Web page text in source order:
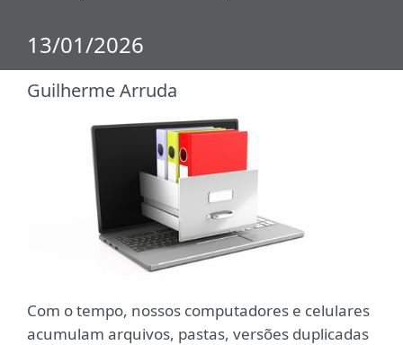
13/01/2026
Guilherme Arruda
Com o tempo, nossos computadores e celulares
acumulam arquivos, pastas, versões duplicadas